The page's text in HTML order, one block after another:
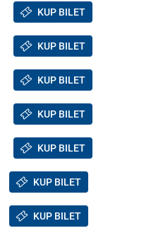
KUP BILET
KUP BILET
KUP BILET
KUP BILET
KUP BILET
KUP BILET
KUP BILET